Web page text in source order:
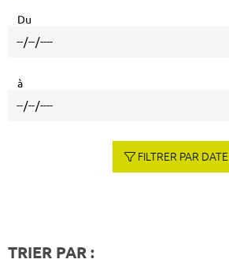
Du
à
FILTRER PAR DATE
TRIER PAR :